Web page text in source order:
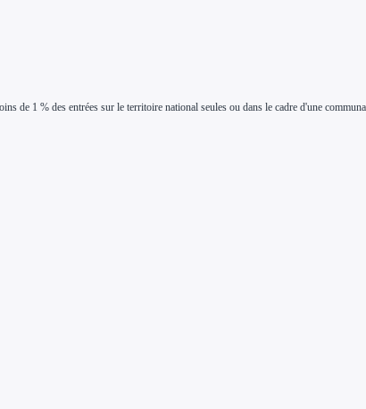
de 1 % des entrées sur le territoire national seules ou dans le cadre d'une